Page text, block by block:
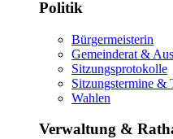
Politik
Bürgermeisterin
Gemeinderat &
Sitzungsprotokolle
Sitzungstermine &
Wahlen
Verwaltung &